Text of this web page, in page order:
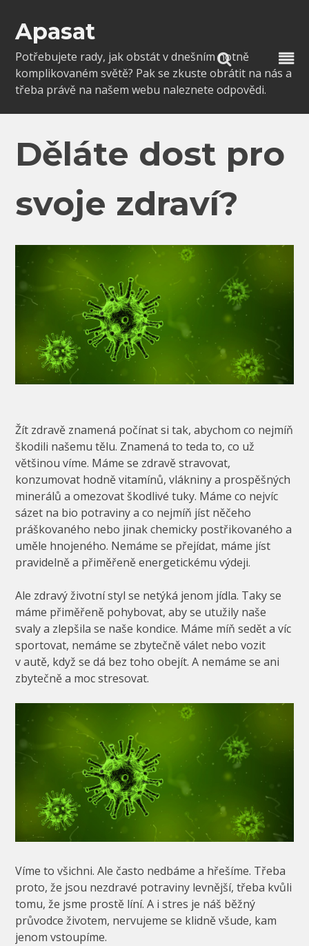
content
Apasat
Potřebujete rady, jak obstát v dnešním notně
komplikovaném světě? Pak se zkuste obrátit na nás a
třeba právě na našem webu naleznete odpovědi.
Děláte dost pro
svoje zdraví?
Žít zdravě znamená počínat si tak, abychom co nejmíň
škodili našemu tělu. Znamená to teda to, co už
většinou víme. Máme se zdravě stravovat,
konzumovat hodně vitamínů, vlákniny a prospěšných
minerálů a omezovat škodlivé tuky. Máme co nejvíc
sázet na bio potraviny a co nejmíň jíst něčeho
práškovaného nebo jinak chemicky postřikovaného a
uměle hnojeného. Nemáme se přejídat, máme jíst
pravidelně a přiměřeně energetickému výdeji.
Ale zdravý životní styl se netýká jenom jídla. Taky se
máme přiměřeně pohybovat, aby se utužily naše
svaly a zlepšila se naše kondice. Máme míň sedět a víc
sportovat, nemáme se zbytečně válet nebo vozit
v autě, když se dá bez toho obejít. A nemáme se ani
zbytečně a moc stresovat.
Víme to všichni. Ale často nedbáme a hřešíme. Třeba
proto, že jsou nezdravé potraviny levnější, třeba kvůli
tomu, že jsme prostě líní. A i stres je náš běžný
průvodce životem, nervujeme se klidně všude, kam
jenom vstoupíme.